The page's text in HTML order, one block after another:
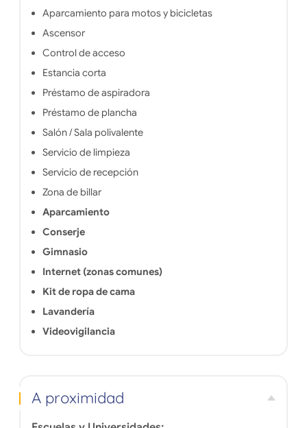
Aparcamiento para motos y bicicletas
Ascensor
Control de acceso
Estancia corta
Préstamo de aspiradora
Préstamo de plancha
Salón / Sala polivalente
Servicio de limpieza
Servicio de recepción
Zona de billar
Aparcamiento
Conserje
Gimnasio
Internet (zonas comunes)
Kit de ropa de cama
Lavandería
Videovigilancia
A proximidad